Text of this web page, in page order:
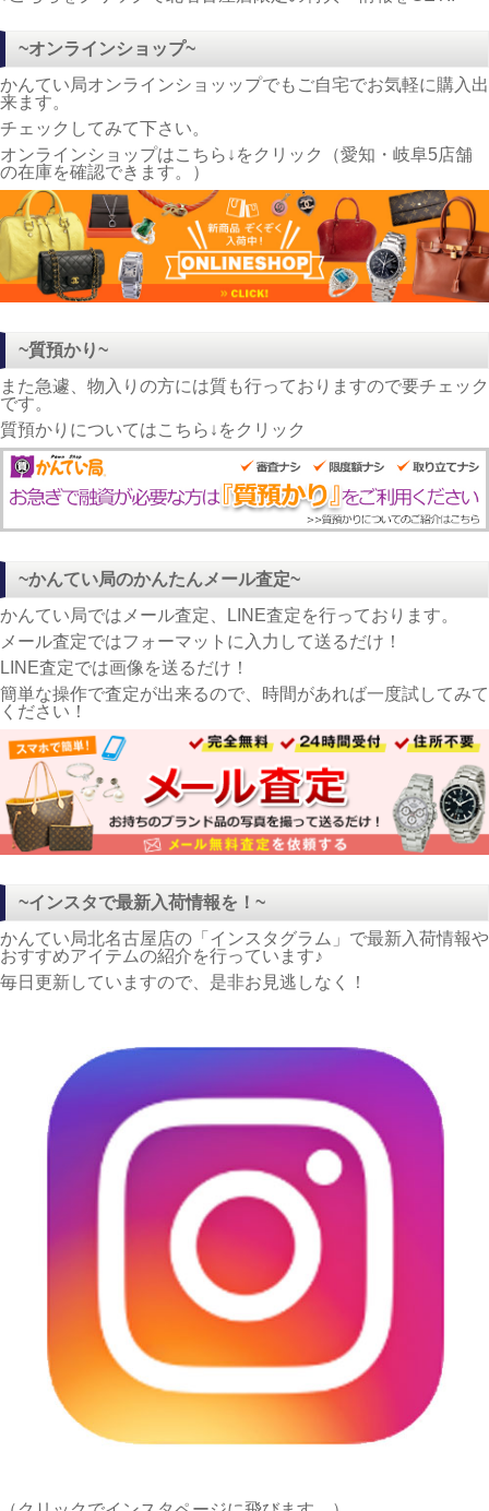
~オンラインショップ~
かんてい局オンラインショッップでもご自宅でお気軽に購入出
来ます。
チェックしてみて下さい。
オンラインショップはこちら↓をクリック（愛知・岐阜5店舗
の在庫を確認できます。）
~質預かり~
また急遽、物入りの方には質も行っておりますので要チェック
です。
質預かりについてはこちら↓をクリック
~かんてい局のかんたんメール査定~
かんてい局ではメール査定、LINE査定を行っております。
メール査定ではフォーマットに入力して送るだけ！
LINE査定では画像を送るだけ！
簡単な操作で査定が出来るので、時間があれば一度試してみて
ください！
~インスタで最新入荷情報を！~
かんてい局北名古屋店の「インスタグラム」で最新入荷情報や
おすすめアイテムの紹介を行っています♪
毎日更新していますので、是非お見逃しなく！